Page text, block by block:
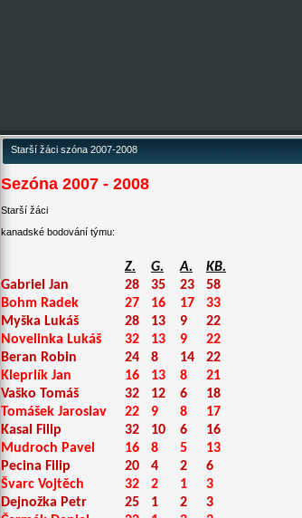
Starší žáci szóna 2007-2008
Sezóna 2007 - 2008
Starší žáci
kanadské bodování týmu:
Z. G. A.
KB.
Gabriel Jan
28 35 23
58
Bohm Radek
27 16 17
33
Myška Lukáš
28 13 9
22
Novelinka Lukáš
32 13 9
22
Beran Robin
24 8 14
22
Kleprlík Jan
16 13 8
21
Vaško Tomáš
32 12 6
18
Tomášek Jaroslav
22 9 8
17
Kasal Filip
32 10 6
16
Mudroch Pavel
16 8 5
13
Pecina Filip
20 4 2
6
Švarc Vojtěch
32 2 1
3
Dejnožka Petr
25 1 2
3